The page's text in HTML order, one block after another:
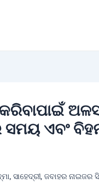
ଏବଂ
ସାହେଦ୍ରୀ, ଜବାହର ନାଇଜର